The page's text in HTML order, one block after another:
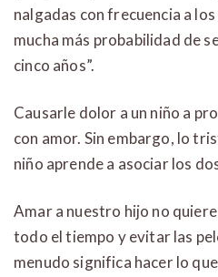
nalgadas con frecuencia a
mucha más probabilidad de
cinco años”.
Causarle dolor a un niño a
con amor. Sin embargo, lo
niño aprende a asociar los
Amar a nuestro hijo no
todo el tiempo y evitar las
menudo significa hacer lo